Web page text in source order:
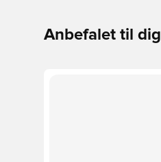
Anbefalet til dig